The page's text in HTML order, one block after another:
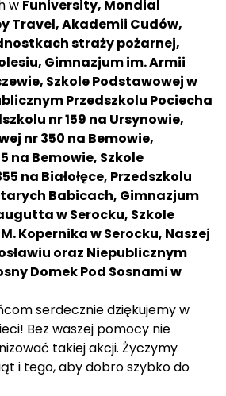
w Funiversity, Mondial
Travel, Akademii Cudów,
straży pożarnej,
Gimnazjum im. Armii
Szkole Podstawowej w
Przedszkolu Pociecha
nr 159 na Ursynowie,
nr 350 na Bemowie,
na Bemowie, Szkole
na Białołęce, Przedszkolu
Babicach, Gimnazjum
w Serocku, Szkole
Kopernika w Serocku, Naszej
oraz Niepublicznym
Domek Pod Sosnami w
serdecznie dziękujemy w
Bez waszej pomocy nie
takiej akcji. Życzymy
i tego, aby dobro szybko do